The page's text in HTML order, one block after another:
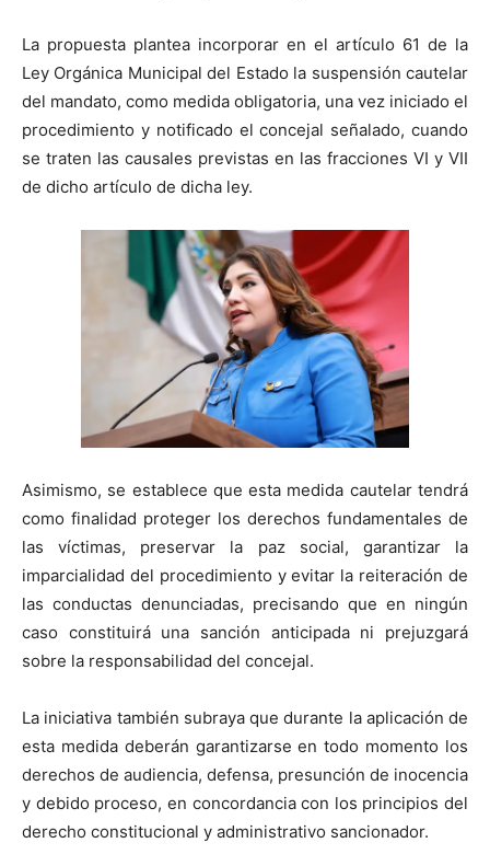
La propuesta plantea incorporar en el artículo 61 de la
Ley Orgánica Municipal del Estado la suspensión cautelar
del mandato, como medida obligatoria, una vez iniciado el
procedimiento y notificado el concejal señalado, cuando
se traten las causales previstas en las fracciones VI y VII
de dicho artículo de dicha ley.
Asimismo, se establece que esta medida cautelar tendrá
como finalidad proteger los derechos fundamentales de
las víctimas, preservar la paz social, garantizar la
imparcialidad del procedimiento y evitar la reiteración de
las conductas denunciadas, precisando que en ningún
caso constituirá una sanción anticipada ni prejuzgará
sobre la responsabilidad del concejal.
La iniciativa también subraya que durante la aplicación de
esta medida deberán garantizarse en todo momento los
derechos de audiencia, defensa, presunción de inocencia
y debido proceso, en concordancia con los principios del
derecho constitucional y administrativo sancionador.